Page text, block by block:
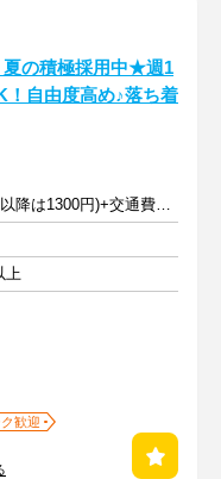
夏の積極採用中★週1
！自由度高め♪落ち着
時給1040円以上(22時以降は1300円)+交通費規定内支給
上
歓迎